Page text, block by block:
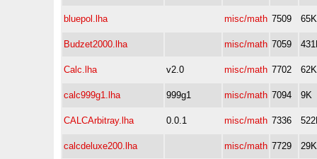
bluepol.lha misc/math 7509 65K
Budzet2000.lha misc/math 7059
Calc.lha v2.0 misc/math 7702 62K
calc999g1.lha 999g1 misc/math 7094 9K
CALCArbitray.lha 0.0.1 misc/math 7336
calcdeluxe200.lha misc/math 7729 29K